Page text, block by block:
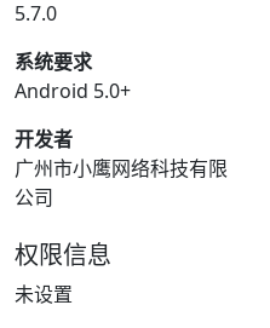
5.7.0
系统要求
Android 5.0+
开发者
广州市小鹰网络科技有限
公司
权限信息
未设置